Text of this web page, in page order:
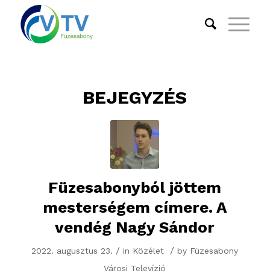
BEJEGYZÉS
Füzesabonyból jöttem
mesterségem címere. A
vendég Nagy Sándor
2022. augusztus 23. / in Közélet / by Füzesabony
Városi Televízió